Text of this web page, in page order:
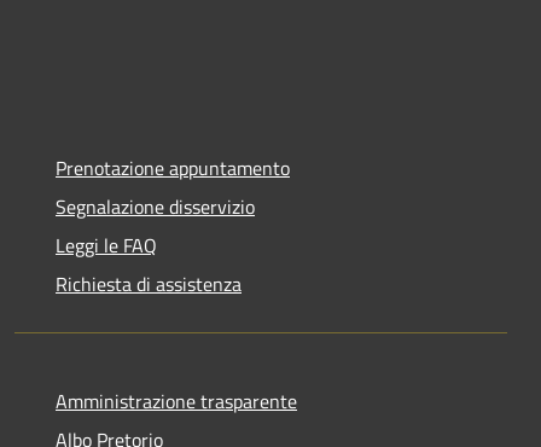
Prenotazione appuntamento
Segnalazione disservizio
Leggi le FAQ
Richiesta di assistenza
Amministrazione trasparente
Albo Pretorio